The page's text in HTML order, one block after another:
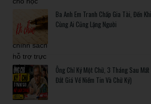
Ba Anh Em Tranh Chấp Gia Tài, Đến
Cùng Ai Cũng Lặng Người
Ông Chỉ Ký Một Chữ, 3 Tháng Sau
Đắt Giá Về Niềm Tin Và Chữ Ký)